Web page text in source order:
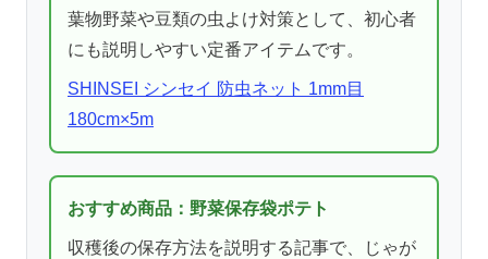
葉物野菜や豆類の虫よけ対策として、初心者
にも説明しやすい定番アイテムです。
SHINSEI シンセイ 防虫ネット 1mm目
180cm×5m
おすすめ商品：野菜保存袋ポテト
収穫後の保存方法を説明する記事で、じゃが